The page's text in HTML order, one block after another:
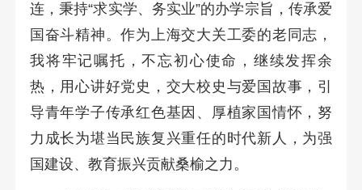
连，秉持“求实学、务实业”的办学宗旨，传承爱
国奋斗精神。作为上海交大关工委的老同志，
我将牢记嘱托，不忘初心使命，继续发挥余
热，用心讲好党史，交大校史与爱国故事，引
导青年学子传承红色基因、厚植家国情怀，努
力成长为堪当民族复兴重任的时代新人，为强
国建设、教育振兴贡献桑榆之力。